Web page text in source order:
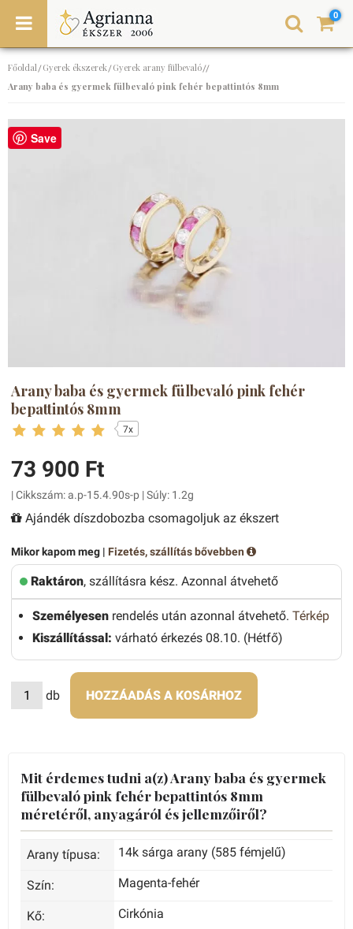
0
Főoldal/Gyerek ékszerek/Gyerek arany fülbevaló//
Arany baba és gyermek fülbevaló pink fehér bepattintós 8mm
Save
Arany baba és gyermek fülbevaló pink fehér
bepattintós 8mm
7x
73 900 Ft
| Cikkszám: a.p-15.4.90s-p | Súly: 1.2g
Ajándék díszdobozba csomagoljuk az ékszert
Mikor kapom meg | Fizetés, szállítás bővebben
Raktáron, szállításra kész. Azonnal átvehető
Személyesen rendelés után azonnal átvehető. Térkép
Kiszállítással: várható érkezés 08.10. (Hétfő)
db HOZZÁADÁS A KOSÁRHOZ
Mit érdemes tudni a(z) Arany baba és gyermek
fülbevaló pink fehér bepattintós 8mm
méretéről, anyagáról és jellemzőiről?
Arany típusa: 14k sárga arany (585 fémjelű)
Szín: Magenta-fehér
Kő: Cirkónia